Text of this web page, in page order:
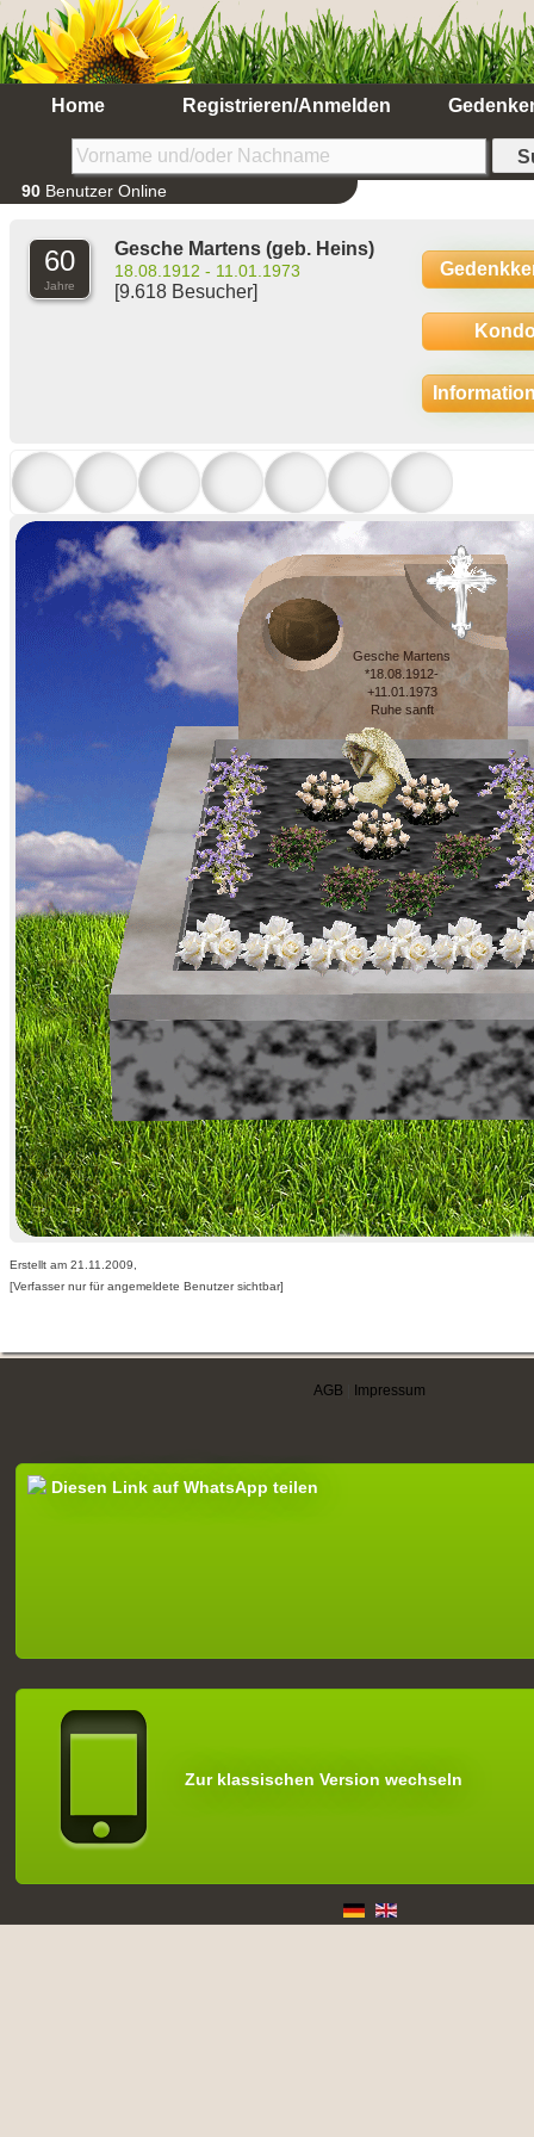
Home Registrieren/Anmelden
90 Benutzer Online
60
Jahre
Gesche Martens (geb. Heins)
18.08.1912 - 11.01.1973
[9.618 Besucher]
Gesche Martens
*18.08.1912-
+11.01.1973
Ruhe sanft
Erstellt am 21.11.2009,
[Verfasser nur für angemeldete Benutzer sichtbar]
AGB Impressum
Diesen Link auf WhatsApp teilen
Zur klassischen Version wechseln